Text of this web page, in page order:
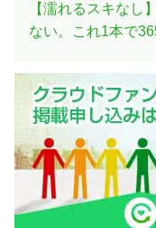
【濡れるスキなし
ない。これ1本で